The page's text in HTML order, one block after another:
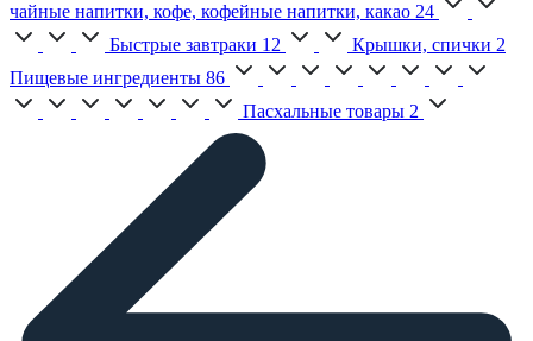
чайные напитки, кофе, кофейные напитки, какао 24
Быстрые завтраки 12 Крышки, спички 2
Пищевые ингредиенты 86
Пасхальные товары 2